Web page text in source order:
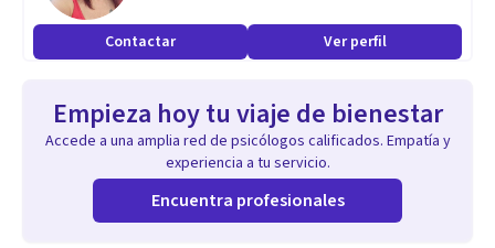
Contactar Ver perfil
Empieza hoy tu viaje de bienestar
Accede a una amplia red de psicólogos calificados. Empatía y
experiencia a tu servicio.
Encuentra profesionales